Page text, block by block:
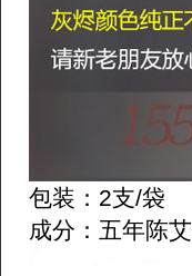
包装：2支/袋
成分：五年陈